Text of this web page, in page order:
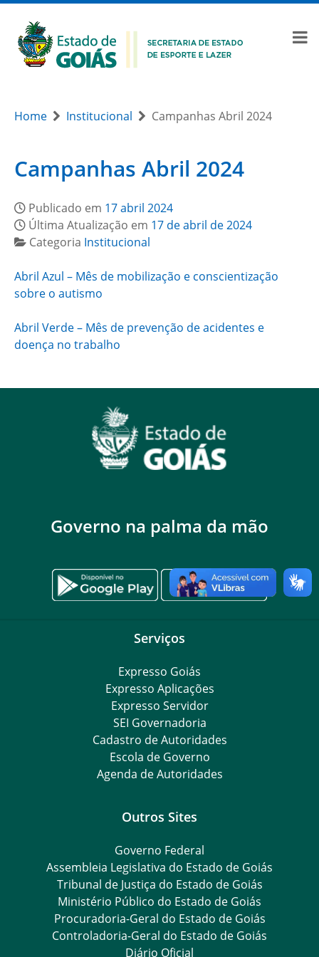
Home Institucional Campanhas Abril 2024
Campanhas Abril 2024
Publicado em 17 abril 2024
Última Atualização em 17 de abril de 2024
Categoria Institucional
Abril Azul – Mês de mobilização e conscientização
sobre o autismo
Abril Verde – Mês de prevenção de acidentes e
doença no trabalho
Governo na palma da mão
Serviços
Expresso Goiás
Expresso Aplicações
Expresso Servidor
SEI Governadoria
Cadastro de Autoridades
Escola de Governo
Agenda de Autoridades
Outros Sites
Governo Federal
Assembleia Legislativa do Estado de Goiás
Tribunal de Justiça do Estado de Goiás
Ministério Público do Estado de Goiás
Procuradoria-Geral do Estado de Goiás
Controladoria-Geral do Estado de Goiás
Diário Oficial